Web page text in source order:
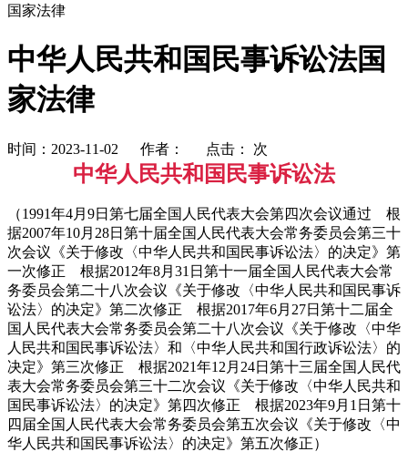
国家法律
中华人民共和国民事诉讼法国
家法律
时间：2023-11-02 作者： 点击： 次
中华人民共和国民事诉讼法
（1991年4月9日第七届全国人民代表大会第四次会议通过 根
据2007年10月28日第十届全国人民代表大会常务委员会第三十
次会议《关于修改〈中华人民共和国民事诉讼法〉的决定》第
一次修正 根据2012年8月31日第十一届全国人民代表大会常
务委员会第二十八次会议《关于修改〈中华人民共和国民事诉
讼法〉的决定》第二次修正 根据2017年6月27日第十二届全
国人民代表大会常务委员会第二十八次会议《关于修改〈中华
人民共和国民事诉讼法〉和〈中华人民共和国行政诉讼法〉的
决定》第三次修正 根据2021年12月24日第十三届全国人民代
表大会常务委员会第三十二次会议《关于修改〈中华人民共和
国民事诉讼法〉的决定》第四次修正 根据2023年9月1日第十
四届全国人民代表大会常务委员会第五次会议《关于修改〈中
华人民共和国民事诉讼法〉的决定》第五次修正）